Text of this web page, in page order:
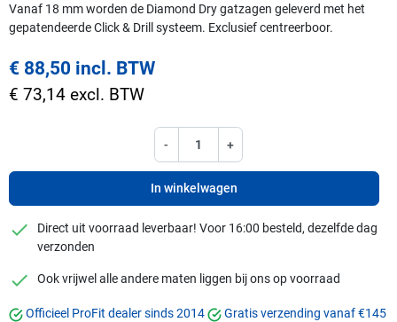
Vanaf 18 mm worden de Diamond Dry gatzagen geleverd met het
gepatendeerde Click & Drill systeem. Exclusief centreerboor.
€ 88,50 incl. BTW
€ 73,14 excl. BTW
- +
In winkelwagen
checkmark
Direct uit voorraad leverbaar! Voor 16:00 besteld, dezelfde dag
verzonden
checkmark
Ook vrijwel alle andere maten liggen bij ons op voorraad
Officieel ProFit dealer sinds 2014
Gratis verzending vanaf €145